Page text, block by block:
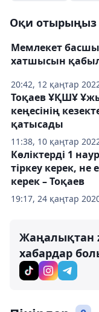
Оқи отырыңыз
20:42, 12 қаңтар
Мемлекет
хатшысын
11:38, 10 қаңтар
Тоқаев ҰҚШҰ
кеңесінің
қатысады
19:17, 24 қаңтар
Көліктерді 1
тіркеу керек,
керек – Тоқаев
Жаңалықтан
хабардар